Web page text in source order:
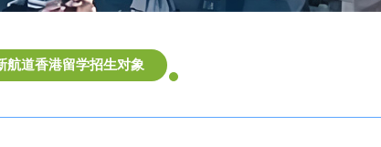
航道香港留学招生对象